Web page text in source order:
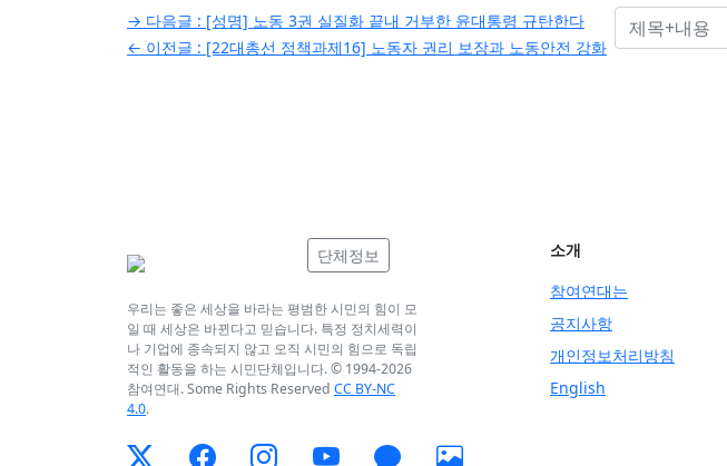
글
탐
→ 다음글 : [성명] 노동 3권 실질화 끝내 거부한 윤대통령 규탄한다
← 이전글 : [22대총선 정책과제16] 노동자 권리 보장과 노동안전 강화
단체정보
우리는 좋은 세상을 바라는 평범한 시민의 힘이 모
일 때 세상은 바뀐다고 믿습니다. 특정 정치세력이
나 기업에 종속되지 않고 오직 시민의 힘으로 독립
적인 활동을 하는 시민단체입니다. © 1994-2026
참여연대. Some Rights Reserved CC BY-NC
4.0.
소개
참여연대는
공지사항
개인정보처리방침
English